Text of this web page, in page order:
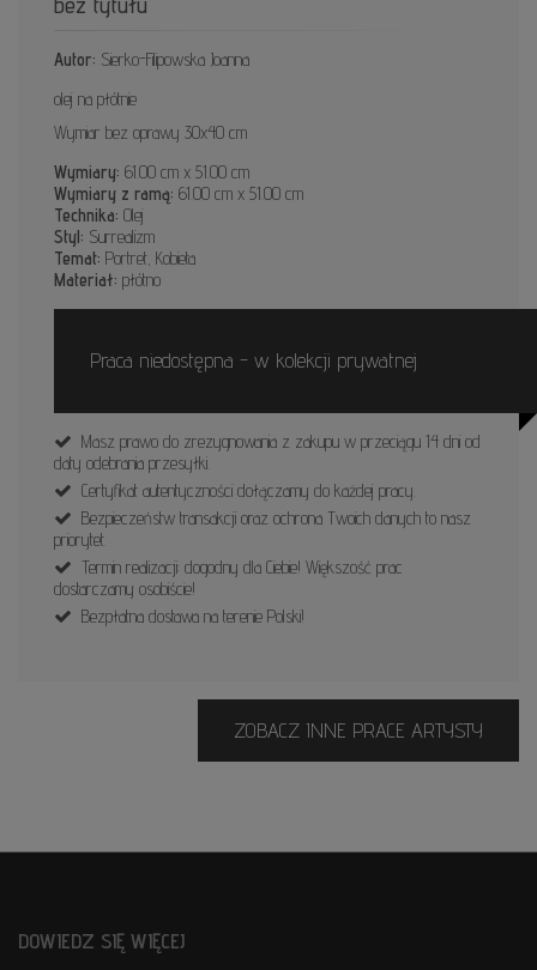
Autor: Sierko-Filipowska Joanna
olej na płótnie
Wymiar bez oprawy 30x40 cm
Wymiary: 61.00 cm x 51.00 cm
Wymiary z ramą: 61.00 cm x 51.00 cm
Technika: Olej
Styl: Surrealizm
Temat: Portret, Kobieta
Materiał: płótno
Praca niedostępna - w kolekcji prywatnej
Masz prawo do zrezygnowania z zakupu w przeciągu 14 dni od
daty odebrania przesyłki.
Certyfikat autentyczności dołączamy do każdej pracy.
Bezpieczeństw transakcji oraz ochrona Twoich danych to nasz
priorytet.
Termin realizacji: dogodny dla Ciebie! Większość prac
dostarczamy osobiście!
Bezpłatna dostawa na terenie Polski!
ZOBACZ INNE PRACE ARTYSTY
DOWIEDZ SIĘ WIĘCEJ